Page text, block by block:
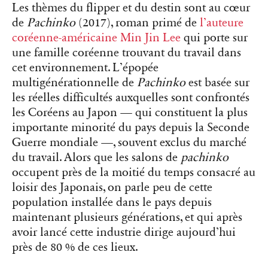
Les thèmes du flipper et du destin sont au cœur
de Pachinko(2017), roman primé de l’auteure
coréenne-américaine Min Jin Lee qui porte sur
une famille coréenne trouvant du travail dans
cet environnement. L’épopée
multigénérationnelle de Pachinkoest basée sur
les réelles difficultés auxquelles sont confrontés
les Coréens au Japon — qui constituent la plus
importante minorité du pays depuis la Seconde
Guerre mondiale —, souvent exclus du marché
du travail. Alors que les salons de pachinko
occupent près de la moitié du temps consacré au
loisir des Japonais, on parle peu de cette
population installée dans le pays depuis
maintenant plusieurs générations, et qui après
avoir lancé cette industrie dirige aujourd’hui
près de 80 % de ces lieux.